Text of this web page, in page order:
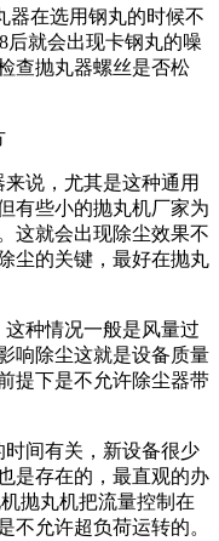
器在选用钢丸的时候不
后就会出现卡钢丸的噪
查抛丸器螺丝是否松
说，尤其是这种通用
有些小的抛丸机厂家为
这就会出现除尘效果不
尘的关键，最好在抛丸
种情况一般是风量过
响除尘这就是设备质量
提下是不允许除尘器带
间有关，新设备很少
是存在的，最直观的办
抛丸机把流量控制在
不允许超负荷运转的。